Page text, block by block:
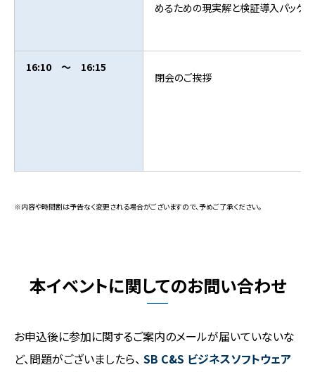
めるための現実解と検証導入パッケ
16:10 ～ 16:15
閉会のご挨拶
※内容や時間割は予告なく変更される場合がございますので、予めご了承ください。
本イベントに関してのお問い合わせ
お申込後に参加に関するご案内のメールが届いていないな
ど、問題がございましたら、 SB C&S ビジネスソフトウェア